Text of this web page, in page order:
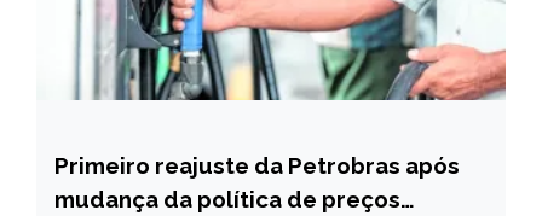
BRASIL
CAPELINHA
Primeiro reajuste da Petrobras após
mudança da política de preços